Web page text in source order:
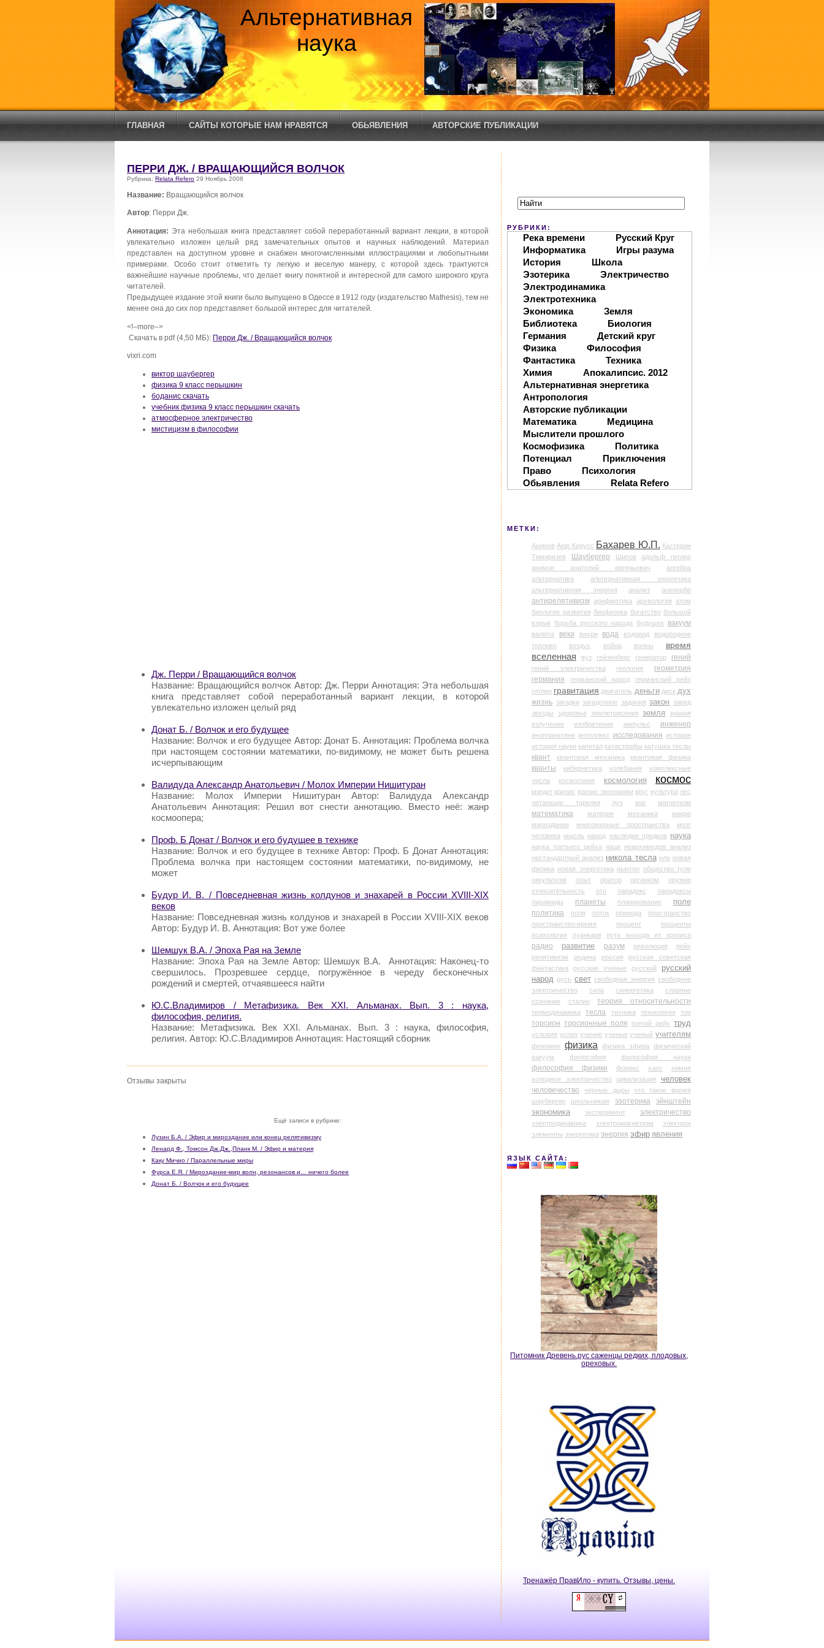
Альтернативная
наука
ГЛАВНАЯ САЙТЫ КОТОРЫЕ НАМ НРАВЯТСЯ ОБЬЯВЛЕНИЯ АВТОРСКИЕ ПУБЛИКАЦИИ
ПЕРРИ ДЖ. / ВРАЩАЮЩИЙСЯ ВОЛЧОК
Рубрика: Relata Refero 29 Ноябрь 2008
Название: Вращающийся волчок
Автор: Перри Дж.
Аннотация: Эта небольшая книга представляет собой переработанный вариант лекции, в которой
увлекательно изложен целый ряд замечательных опытов и научных наблюдений. Материал
представлен на доступном уровне и снабжен многочисленными иллюстрациями и любопытными
примерами. Особо стоит отметить ту легкую и веселую манеру, с которой здесь трактуются
важнейшие научные проблемы, что делает книгу понятной и интересной для самого широкого круга
читателей.
Предыдущее издание этой книги было выпущено в Одессе в 1912 году (издательство Mathesis), тем не
менее она до сих пор представляет большой интерес для читателей.
<!–more–>
Скачать в pdf (4,50 МБ): Перри Дж. / Вращающийся волчок
vixri.com
виктор шаубергер
физика 9 класс перышкин
боданис скачать
учебник физика 9 класс перышкин скачать
атмосферное электричество
мистицизм в философии
Дж. Перри / Вращающийся волчок
Название: Вращающийся волчок Автор: Дж. Перри Аннотация: Эта небольшая
книга представляет собой переработанный вариант лекции, в которой
увлекательно изложен целый ряд
Донат Б. / Волчок и его будущее
Название: Волчок и его будущее Автор: Донат Б. Аннотация: Проблема волчка
при настоящем состоянии математики, по-видимому, не может быть решена
исчерпывающим
Валидуда Александр Анатольевич / Молох Империи Нишитуран
Название: Молох Империи Нишитуран Автор: Валидуда Александр
Анатольевич Аннотация: Решил вот снести аннотацию. Вместо неё: жанр
космоопера;
Проф. Б Донат / Волчок и его будущее в технике
Название: Волчок и его будущее в технике Автор: Проф. Б Донат Аннотация:
Проблема волчка при настоящем состоянии математики, по-видимому, не
может
Будур И. В. / Повседневная жизнь колдунов и знахарей в России XVIII-XIX
веков
Название: Повседневная жизнь колдунов и знахарей в России XVIII-XIX веков
Автор: Будур И. В. Аннотация: Вот уже более
Шемшук В.А. / Эпоха Рая на Земле
Название: Эпоха Рая на Земле Автор: Шемшук В.А. Аннотация: Наконец-то
свершилось. Прозревшее сердце, погружённое в череду бесконечных
рождений и смертей, отчаявшееся найти
Ю.С.Владимиров / Метафизика. Век XXI. Альманах. Вып. 3 : наука,
философия, религия.
Название: Метафизика. Век XXI. Альманах. Вып. 3 : наука, философия,
религия. Автор: Ю.С.Владимиров Аннотация: Настоящий сборник
Отзывы закрыты
Ещё записи в рубрике:
Лузин Б.А. / Эфир и мироздание или конец релятивизму
Ленард Ф., Томсон Дж.Дж.,Планк М. / Эфир и материя
Каку Мичио / Параллельные миры
Фурса Е.Я. / Мироздание-мир волн, резонансов и… ничего более
Донат Б. / Волчок и его будущее
РУБРИКИ:
Река времени
Русский Круг
Информатика
Игры разума
История
Школа
Эзотерика
Электричество
Электродинамика
Электротехника
Экономика
Земля
Библиотека
Биология
Германия
Детский круг
Физика
Философия
Фантастика
Техника
Химия
Апокалипсис. 2012
Альтернативная энергетика
Антропология
Авторские публикации
Математика
Медицина
Мыслители прошлого
Космофизика
Политика
Потенциал
Приключения
Право
Психология
Обьявления
Relata Refero
МЕТКИ:
Акимов Аюр Кирусс Бахарев Ю.П. Кастерин
Тимирязев
Шаубергер Шипов
адольф гитлер
акимов анатолий евгеньевич
алгебра
альтернатива
альтернативная энергетика
альтернативная энергия
анализ аненербе
антирелятивизм арифметика археология атом
биология развития биофизика богатство большой
взрыв
борьба русского народа будущее вакуум
валюта века вихри вода водород
водородное
топливо
воздух война волны
время
вселенная
вуз гейзенберг генератор гений
гений электричества геология
геометрия
германия
германский народ
германский рейх
гитлер гравитация двигатель деньги диск дух
жизнь загадки загадочное задания закон заряд
звезды
здоровье землетрясения земля
знания
излучение
изобретения импульс инженер
инопланетяне интеллект исследования история
история науки капитал катастрофы катушка теслы
квант квантовая механика квантовая физика
кванты кибернетика колебания
комплексные
числа
космогония космология космос
кредит кризис кризис экономики круг культура лес
летающие тарелки
луч маг магнетизм
математика материя механика
микро
мироздание
многомерные пространства
мозг
человека мысль народ наследие предков наука
наука третьего рейха наци
неархимедов анализ
нестандартный анализ никола тесла нло новая
физика новая энергетика ньютон общество туле
оккультизм
опыт оратор организм
оружие
относительность
ото парадокс
парадоксы
пирамиды
планеты планирование
поле
политика
поля поток природа
пространство
пространство-время
процент
проценты
психология
пуанкаре пути выхода из кризиса
радио развитие разум революция
рейх
релятивизм
родина россия
русская советская
фантастика
русские ученые русский
русский
народ русь свет свободная энергия свободное
электричество
сила синергетика
славяне
сознание
сталин теория относительности
термодинамика тесла техника технология тор
торсион торсионные поля третий рейх труд
условия успех учение ученые ученый учителям
феномен физика физика эфира
физический
вакуум
философия философия науки
философия физики форекс хаос
химия
холодное электричество
цивилизация человек
человечество черные дыры
что такое время
шаубергер
школьникам эзотерика
эйнштейн
экономика
эксперимент электричество
электродинамика электромагнетизм
электрон
элементы энергетика энергия эфир явления
ЯЗЫК САЙТА:
Питомник Древень.рус саженцы редких, плодовых,
ореховых.
Тренажёр ПравИло - купить. Отзывы, цены.